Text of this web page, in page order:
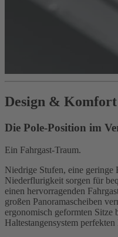
Design & Komfort
Die Pole-Position im
Ein Fahrgast-Traum.
Niedrige Stufen, eine geringe
Niederflurigkeit sorgen für
einen hervorragenden
großen Panoramascheiben
ergonomisch geformten
Haltestangensystem perfekten